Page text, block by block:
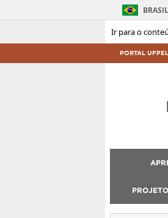
Ir para o
BRASIL
PORTAL UFPEL